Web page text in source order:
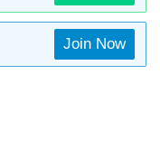
Join Now